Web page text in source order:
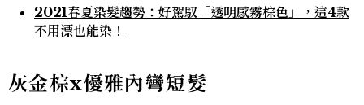
2021春夏染髮趨勢：好駕馭「透明感霧棕色」，這4款
不用漂也能染！
灰金棕x優雅內彎短髮